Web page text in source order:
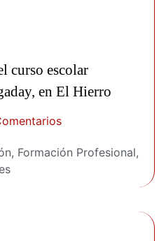
curso escolar
en El Hierro
Formación Profesional,